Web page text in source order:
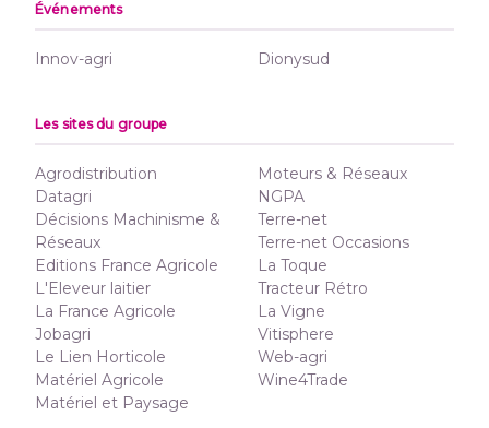
Événements
Innov-agri Dionysud
Les sites du groupe
Agrodistribution
Datagri
Décisions Machinisme &
Réseaux
Editions France Agricole
L'Eleveur laitier
La France Agricole
Jobagri
Le Lien Horticole
Matériel Agricole
Matériel et Paysage
Moteurs & Réseaux
NGPA
Terre-net
Terre-net Occasions
La Toque
Tracteur Rétro
La Vigne
Vitisphere
Web-agri
Wine4Trade